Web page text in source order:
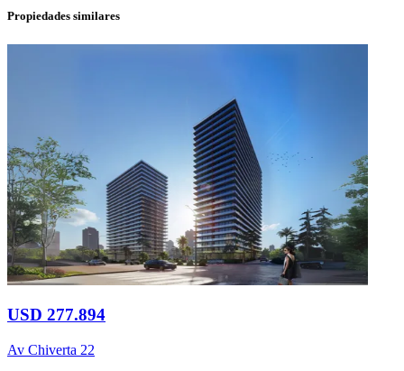
Propiedades similares
USD 277.894
Av Chiverta 22